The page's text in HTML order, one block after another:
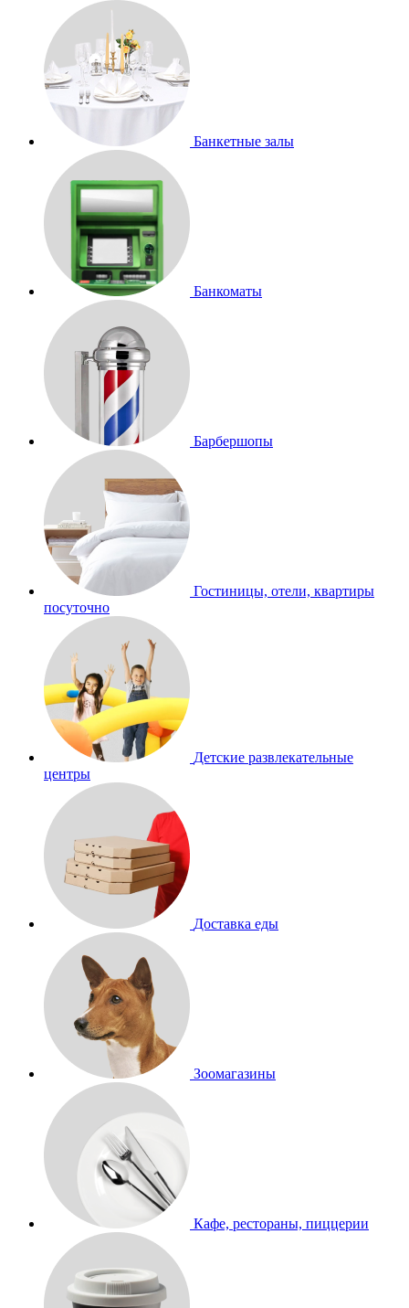
Банкетные залы
Банкоматы
Барбершопы
Гостиницы, отели, квартиры
посуточно
Детские развлекательные
центры
Доставка еды
Зоомагазины
Кафе, рестораны, пиццерии